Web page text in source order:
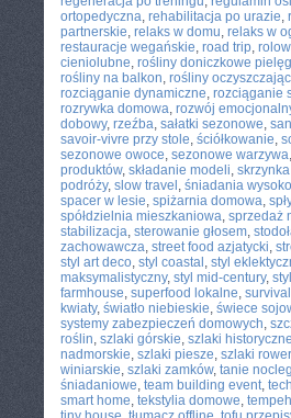
ortopedyczna, rehabilitacja po urazie,
partnerskie, relaks w domu, relaks w
restauracje wegańskie, road trip,
cieniolubne, rośliny doniczkowe
rośliny na balkon, rośliny
rozciąganie dynamiczne, rozciąganie
rozrywka domowa, rozwój
dobowy, rzeźba, sałatki sezonowe,
savoir-vivre przy stole, ściółkowanie,
sezonowe owoce, sezonowe warzywa,
produktów, składanie modeli,
podróży, slow travel , śniadania
spacer w lesie, spiżarnia domowa,
spółdzielnia mieszkaniowa, sprzedaż
stabilizacja, sterowanie głosem,
zachowawcza, street food azjatycki,
styl art deco, styl coastal , styl
maksymalistyczny, styl mid-century,
farmhouse, superfood lokalne, survival
kwiaty, światło niebieskie, świece
systemy zabezpieczeń domowych,
roślin, szlaki górskie, szlaki historyczne
nadmorskie, szlaki piesze, szlaki
winiarskie, szlaki zamków, tanie
śniadaniowe, team building event,
smart home, tekstylia domowe,